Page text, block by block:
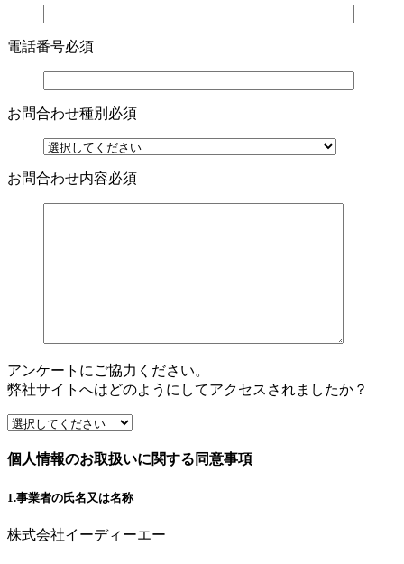
電話番号必須
お問合わせ種別 必須
お問合わせ内容必須
アンケートにご協力ください。
弊社サイトへはどのようにしてアクセスされましたか？
個人情報のお取扱いに関する同意事項
1.事業者の氏名又は名称
株式会社イーディーエー